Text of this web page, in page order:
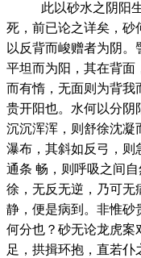
此以砂水之阴阳
死，前已论之详矣，砂
以反背而峻赠者为阴。
平坦而为阳，其在背面
而有惰，无面则为背
贵开阳也。水何以分阴
沉沉浑浑，则舒徐沈凝
瀑布，其斜如反弓，则
通条 畅，则呼吸之间
徐，无反无逆，乃可无
静，便是病到。非惟砂
何分也？砂无论龙虎案
足，拱揖环抱，直若